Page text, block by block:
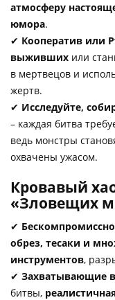
атмосферу
юмора.
✔ Кооператив или
выживших или
в мертвецов и
жертв.
✔ Исследуйте,
– каждая битва
ведь монстры
охвачены ужасом.
Кровавый
«Зловещих
✔
обрез, тесаки и
инструментов,
✔ Захватывающие
битвы,